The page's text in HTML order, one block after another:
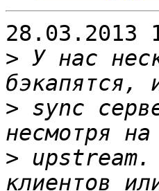
28.03.2013
> У нас
> sync
> upstream.